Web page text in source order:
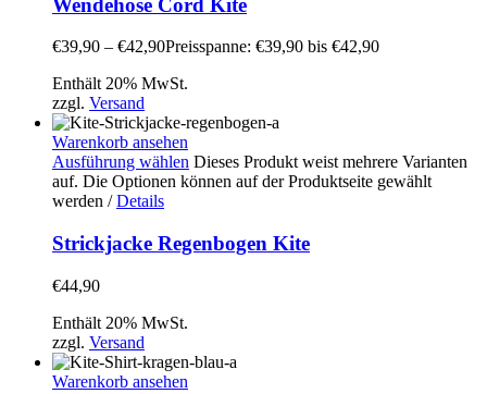
Wendehose Cord Kite
€39,90 – €42,90Preisspanne: €39,90 bis €42,90
Enthält 20% MwSt.
zzgl. Versand
Warenkorb ansehen
Ausführung wählen Dieses Produkt weist mehrere Varianten
auf. Die Optionen können auf der Produktseite gewählt
werden / Details
Strickjacke Regenbogen Kite
€44,90
Enthält 20% MwSt.
zzgl. Versand
Warenkorb ansehen